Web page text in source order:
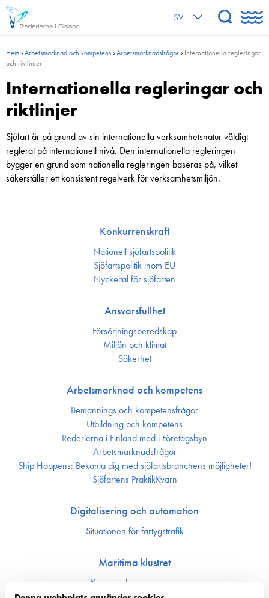
SV
Hem›Arbetsmarknad och kompetens›Arbetsmarknadsfrågor› Internationella regleringar
och riktlinjer
Internationella regleringar och
riktlinjer
Sjöfart är på grund av sin internationella verksamhetsnatur väldigt
reglerat på internationell nivå. Den internationella regleringen
bygger en grund som nationella regleringen baseras på, vilket
säkerställer ett konsistent regelverk för verksamhetsmiljön.
Konkurrenskraft
Nationell sjöfartspolitik
Sjöfarts­politik inom EU
Nyckeltal för sjöfarten
Ansvarsfullhet
Försörjnings­beredskap
Miljön och klimat
Säkerhet
Arbetsmarknad och kompetens
Bemannings och kompetens­frågor
Utbildning och kompetens
Rederierna i Finland med i Företagsbyn
Arbetsmarknadsfrågor
Ship Happens: Bekanta dig med sjöfartsbranchens möjligheter!
Sjöfartens PraktikKvarn
Digitalisering och automation
Situationen för fartygstrafik
Maritima klustret
Kommande evenemang